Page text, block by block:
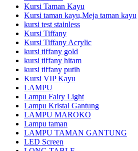
Kursi Taman Kayu
Kursi taman kayu,Meja taman kayu
kursi test stainless
Kursi Tiffany
Kursi Tiffany Acrylic
kursi tiffany gold
kursi tiffany hitam
kursi tiffany putih
Kursi VIP Kayu
LAMPU
Lampu Fairy Light
Lampu Kristal Gantung
LAMPU MAROKO
Lampu taman
LAMPU TAMAN GANTUNG
LED Screen